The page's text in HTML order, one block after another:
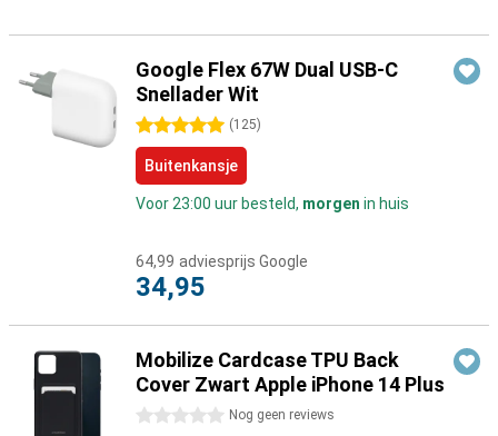
Google Flex 67W Dual USB-C
Snellader Wit
5 sterren (125)
Buitenkansje
Voor 23:00 uur besteld, morgen in huis
64,99 adviesprijs Google
34,95
Mobilize Cardcase TPU Back
Cover Zwart Apple iPhone 14 Plus
0 sterren Nog geen reviews